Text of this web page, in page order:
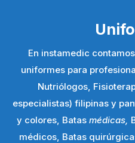
En instamedic
uniformes para
Nutriólogos,
especialistas) filipinas y
y colores, Batas médicas,
médicos, Batas